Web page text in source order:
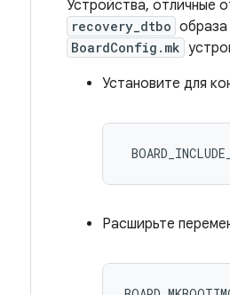
Устройства, отличные
recovery_dtbo
BoardConfig.mk
Установите для
Расширьте